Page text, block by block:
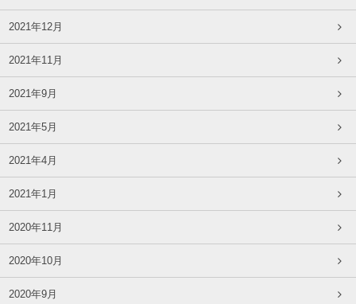
2021年12月
2021年11月
2021年9月
2021年5月
2021年4月
2021年1月
2020年11月
2020年10月
2020年9月